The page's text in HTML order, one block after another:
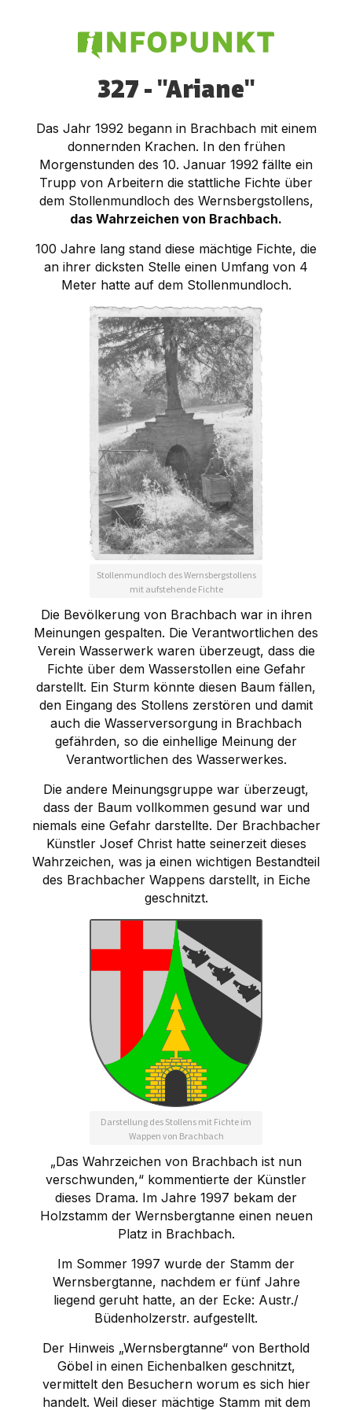
327 - "Ariane"
Das Jahr 1992 begann in Brachbach mit einem
donnernden Krachen. In den frühen
Morgenstunden des 10. Januar 1992 fällte ein
Trupp von Arbeitern die stattliche Fichte über
dem Stollenmundloch des Wernsbergstollens,
das Wahrzeichen von Brachbach.
100 Jahre lang stand diese mächtige Fichte, die
an ihrer dicksten Stelle einen Umfang von 4
Meter hatte auf dem Stollenmundloch.
Stollenmundloch des Wernsbergstollens
mit aufstehende Fichte
Die Bevölkerung von Brachbach war in ihren
Meinungen gespalten. Die Verantwortlichen des
Verein Wasserwerk waren überzeugt, dass die
Fichte über dem Wasserstollen eine Gefahr
darstellt. Ein Sturm könnte diesen Baum fällen,
den Eingang des Stollens zerstören und damit
auch die Wasserversorgung in Brachbach
gefährden, so die einhellige Meinung der
Verantwortlichen des Wasserwerkes.
Die andere Meinungsgruppe war überzeugt,
dass der Baum vollkommen gesund war und
niemals eine Gefahr darstellte. Der Brachbacher
Künstler Josef Christ hatte seinerzeit dieses
Wahrzeichen, was ja einen wichtigen Bestandteil
des Brachbacher Wappens darstellt, in Eiche
geschnitzt.
Darstellung des Stollens mit Fichte im
Wappen von Brachbach
„Das Wahrzeichen von Brachbach ist nun
verschwunden,“ kommentierte der Künstler
dieses Drama. Im Jahre 1997 bekam der
Holzstamm der Wernsbergtanne einen neuen
Platz in Brachbach.
Im Sommer 1997 wurde der Stamm der
Wernsbergtanne, nachdem er fünf Jahre
liegend geruht hatte, an der Ecke: Austr./
Büdenholzerstr. aufgestellt.
Der Hinweis „Wernsbergtanne“ von Berthold
Göbel in einen Eichenbalken geschnitzt,
vermittelt den Besuchern worum es sich hier
handelt. Weil dieser mächtige Stamm mit dem